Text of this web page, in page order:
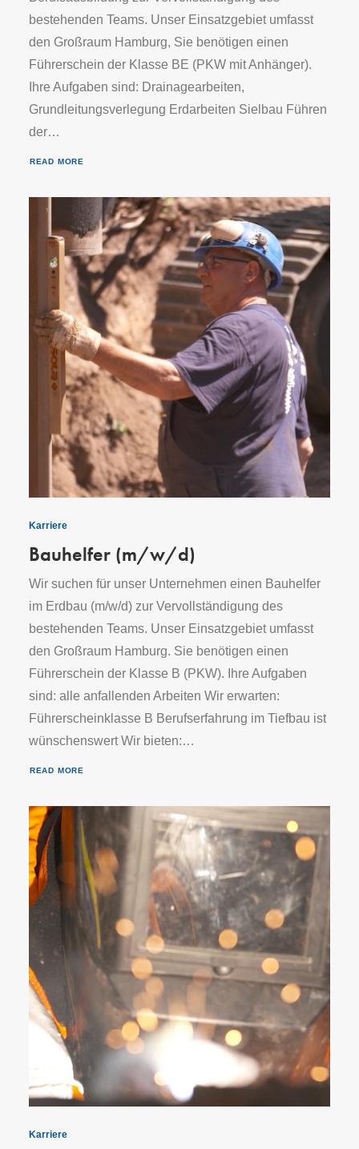
bestehenden Teams. Unser Einsatzgebiet umfasst
den Großraum Hamburg, Sie benötigen einen
Führerschein der Klasse BE (PKW mit Anhänger).
Ihre Aufgaben sind: Drainagearbeiten,
Grundleitungsverlegung Erdarbeiten Sielbau Führen
der…
READ MORE
Karriere
Bauhelfer (m/w/d)
Wir suchen für unser Unternehmen einen Bauhelfer
im Erdbau (m/w/d) zur Vervollständigung des
bestehenden Teams. Unser Einsatzgebiet umfasst
den Großraum Hamburg. Sie benötigen einen
Führerschein der Klasse B (PKW). Ihre Aufgaben
sind: alle anfallenden Arbeiten Wir erwarten:
Führerscheinklasse B Berufserfahrung im Tiefbau ist
wünschenswert Wir bieten:…
READ MORE
Karriere